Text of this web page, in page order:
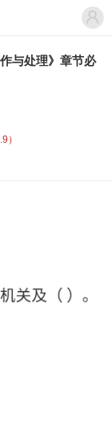
与处理》章节必
）